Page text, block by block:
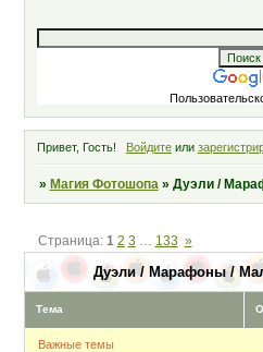
Привет, Гость! Войдитеили
» Магия Фотошопа » Дуэли /
Дуэли / Марафоны /
Страница: 1 2 3 133 »
Тема
Важные темы